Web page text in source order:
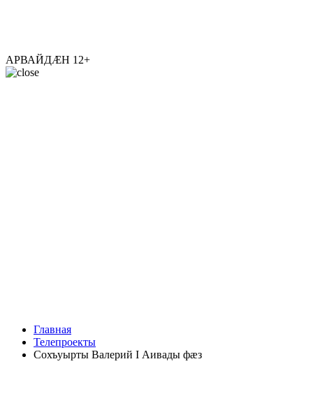
АРВАЙДÆН 12+
Главная
Телепроекты
Сохъуырты Валерий I Аивады фæз